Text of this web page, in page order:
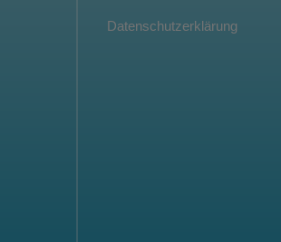
Datenschutzerklärung